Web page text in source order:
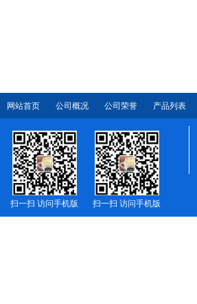
网站首页 公司概况 公司荣誉 产品列表
扫一扫 访问手机版 扫一扫 访问手机版